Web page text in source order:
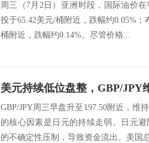
周三（7月2日）亚洲时段，国际油价
投于65.42美元/桶附近，跌幅约0.05%
桶附近，跌幅约0.14%。尽管价格...
GBP/JPY周三早盘升至197.50附近，维
的核心因素是日元的持续走弱。日元
的不确定性压制，导致资金流出。美国